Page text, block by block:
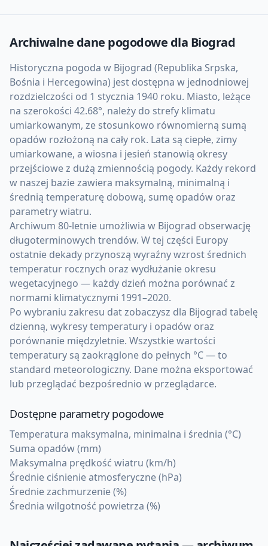
Archiwalne dane pogodowe dla Biograd
Historyczna pogoda w Bijograd (Republika Srpska,
Bośnia i Hercegowina) jest dostępna w jednodniowej
rozdzielczości od 1 stycznia 1940 roku. Miasto, leżące
na szerokości 42.68°, należy do strefy klimatu
umiarkowanym, ze stosunkowo równomierną sumą
opadów rozłożoną na cały rok. Lata są ciepłe, zimy
umiarkowane, a wiosna i jesień stanowią okresy
przejściowe z dużą zmiennością pogody. Każdy rekord
w naszej bazie zawiera maksymalną, minimalną i
średnią temperaturę dobową, sumę opadów oraz
parametry wiatru.
Archiwum 80-letnie umożliwia w Bijograd obserwację
długoterminowych trendów. W tej części Europy
ostatnie dekady przynoszą wyraźny wzrost średnich
temperatur rocznych oraz wydłużanie okresu
wegetacyjnego — każdy dzień można porównać z
normami klimatycznymi 1991–2020.
Po wybraniu zakresu dat zobaczysz dla Bijograd tabelę
dzienną, wykresy temperatury i opadów oraz
porównanie międzyletnie. Wszystkie wartości
temperatury są zaokrąglone do pełnych °C — to
standard meteorologiczny. Dane można eksportować
lub przeglądać bezpośrednio w przeglądarce.
Dostępne parametry pogodowe
Temperatura maksymalna, minimalna i średnia (°C)
Suma opadów (mm)
Maksymalna prędkość wiatru (km/h)
Średnie ciśnienie atmosferyczne (hPa)
Średnie zachmurzenie (%)
Średnia wilgotność powietrza (%)